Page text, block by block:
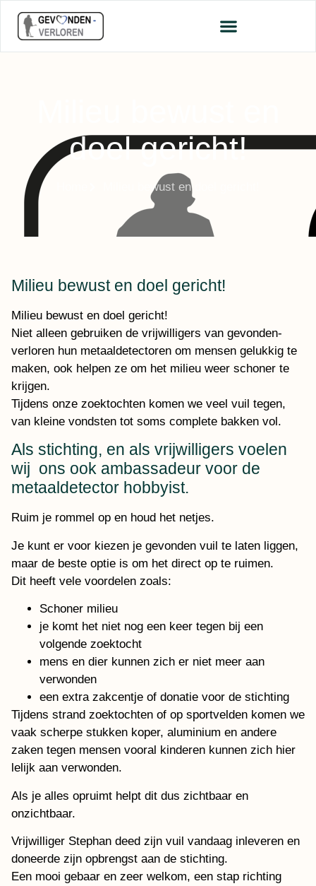
doel gericht!
Milieu bewust en doel gericht!
Milieu bewust en doel gericht!
Milieu bewust en doel gericht!
Niet alleen gebruiken de vrijwilligers van gevonden-
verloren hun metaaldetectoren om mensen gelukkig te
maken, ook helpen ze om het milieu weer schoner te
krijgen.
Tijdens onze zoektochten komen we veel vuil tegen,
van kleine vondsten tot soms complete bakken vol.
Als stichting, en als vrijwilligers voelen
wij ons ook ambassadeur voor de
metaaldetector hobbyist.
Ruim je rommel op en houd het netjes.
Je kunt er voor kiezen je gevonden vuil te laten liggen,
maar de beste optie is om het direct op te ruimen.
Dit heeft vele voordelen zoals:
Schoner milieu
je komt het niet nog een keer tegen bij een
volgende zoektocht
mens en dier kunnen zich er niet meer aan
verwonden
een extra zakcentje of donatie voor de stichting
Tijdens strand zoektochten of op sportvelden komen we
vaak scherpe stukken koper, aluminium en andere
zaken tegen mensen vooral kinderen kunnen zich hier
lelijk aan verwonden.
Als je alles opruimt helpt dit dus zichtbaar en
onzichtbaar.
Vrijwilliger Stephan deed zijn vuil vandaag inleveren en
doneerde zijn opbrengst aan de stichting.
Een mooi gebaar en zeer welkom, een stap richting